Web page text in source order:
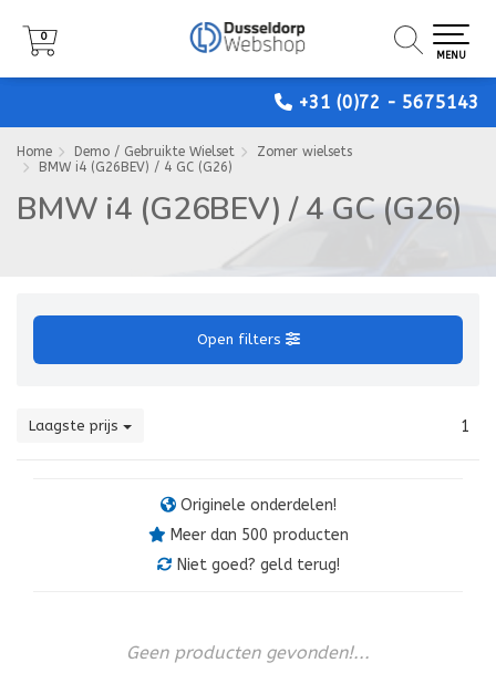
+31 (0)72 - 5675143
0
MENU
0
MENU
0
MENU
Home Demo / Gebruikte Wielset
Zomer wielsets
BMW i4 (G26BEV) / 4 GC (G26)
BMW i4 (G26BEV) / 4 GC (G26)
Open filters
Laagste prijs 1
Originele onderdelen!
Meer dan 500 producten
Niet goed? geld terug!
Geen producten gevonden!...